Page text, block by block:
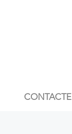
CONTACTE